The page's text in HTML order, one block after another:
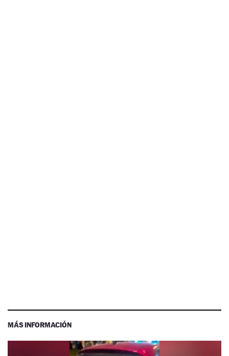
MÁS INFORMACIÓN